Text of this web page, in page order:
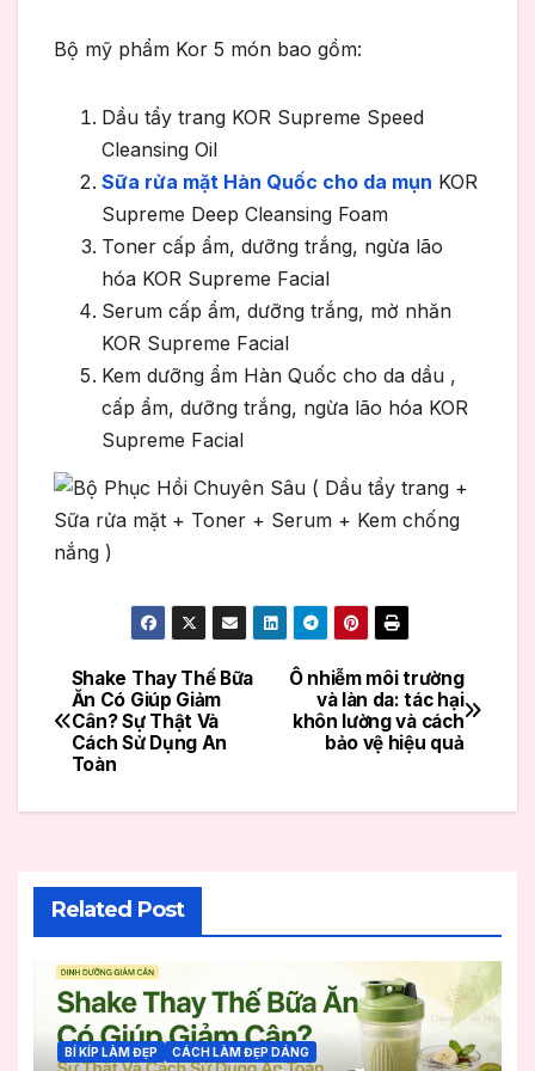
Bộ mỹ phẩm Kor 5 món bao gồm:
Dầu tẩy trang KOR Supreme Speed
Cleansing Oil
Sữa rửa mặt Hàn Quốc cho da mụn KOR
Supreme Deep Cleansing Foam
Toner cấp ẩm, dưỡng trắng, ngừa lão
hóa KOR Supreme Facial
Serum cấp ẩm, dưỡng trắng, mờ nhăn
KOR Supreme Facial
Kem dưỡng ẩm Hàn Quốc cho da dầu ,
cấp ẩm, dưỡng trắng, ngừa lão hóa KOR
Supreme Facial
Điều
hướng
Ô nhiễm môi trường
và làn da: tác hại
khôn lường và cách
bảo vệ hiệu quả
Shake Thay Thế Bữa
Ăn Có Giúp Giảm
Cân? Sự Thật Và
Cách Sử Dụng An
Toàn
Related Post
BÍ KÍP LÀM ĐẸP CÁCH LÀM ĐẸP DÁNG